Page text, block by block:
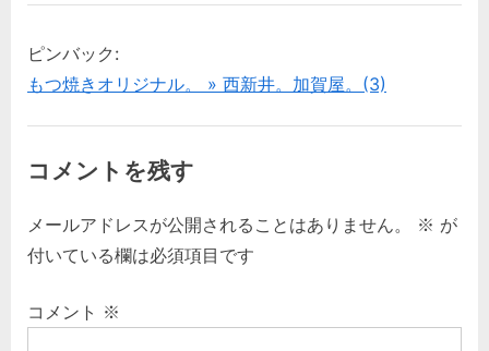
ピンバック:
もつ焼きオリジナル。 » 西新井。加賀屋。(3)
コメントを残す
メールアドレスが公開されることはありません。 ※ が
付いている欄は必須項目です
コメント ※